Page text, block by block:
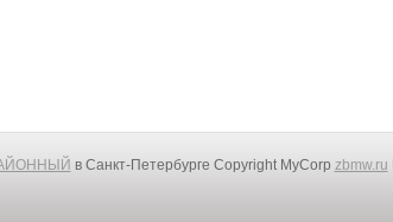
в Санкт-Петербурге Copyright MyCorp zbmw.ru